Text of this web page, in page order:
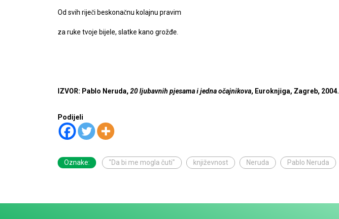
Od svih riječi beskonačnu kolajnu pravim
za ruke tvoje bijele, slatke kano grožđe.
IZVOR: Pablo Neruda, 20 ljubavnih pjesama i jedna očajnikova, Euroknjiga, Zagreb, 2004.
Podijeli
Oznake: "Da bi me mogla čuti" književnost Neruda Pablo Neruda